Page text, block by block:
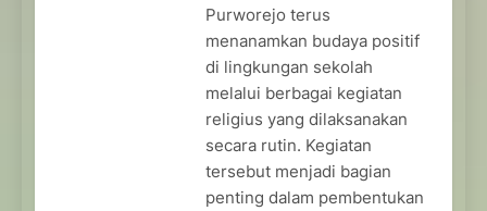
Purworejo terus
menanamkan budaya positif
di lingkungan sekolah
melalui berbagai kegiatan
religius yang dilaksanakan
secara rutin. Kegiatan
tersebut menjadi bagian
penting dalam pembentukan